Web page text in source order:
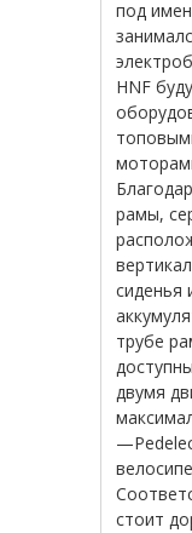
под
HNF
рамы,
сиденья
трубе
доступны
двумя
—
стоит